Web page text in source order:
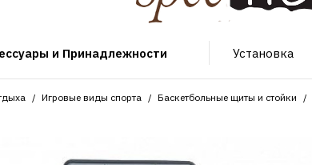
и Принадлежности Установка
Игровые виды спорта Баскетбольные щиты и стойки